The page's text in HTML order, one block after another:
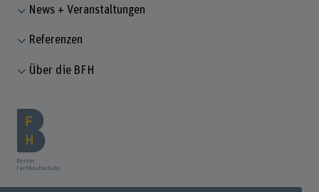
News + Veranstaltungen
Referenzen
Über die BFH